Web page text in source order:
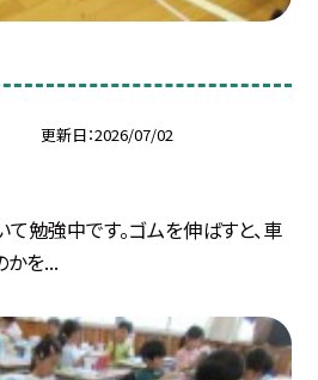
更新日 2026/07/02
勉強中です。ゴムを伸ばすと、車
かを...